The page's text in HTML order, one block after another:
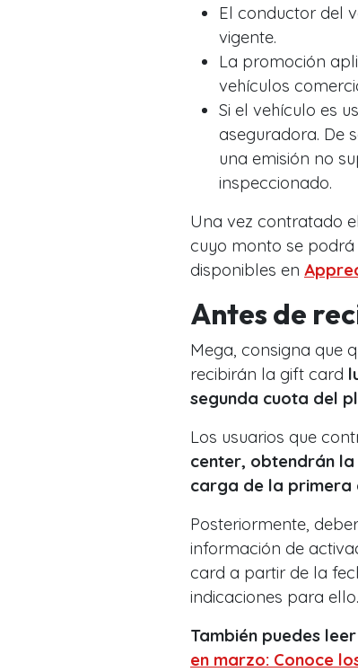
El conductor del
vigente.
La promoción
vehículos
Si el vehículo es
aseguradora. De
una emisión no
inspeccionado.
Una vez contratado
cuyo monto se
disponibles en
Antes de
Mega, consigna que
recibirán la gift card
segunda cuota del
Los usuarios que
center, obtendrán
carga de la primera
Posteriormente,
información de
card a partir de la
indicaciones para ello.
También puedes
en marzo: Conoce